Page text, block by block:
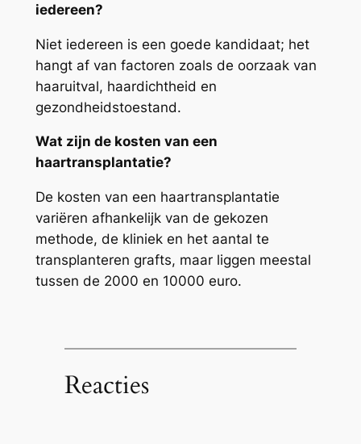
iedereen?
Niet iedereen is een goede kandidaat; het
hangt af van factoren zoals de oorzaak van
haaruitval, haardichtheid en
gezondheidstoestand.
Wat zijn de kosten van een
haartransplantatie?
De kosten van een haartransplantatie
variëren afhankelijk van de gekozen
methode, de kliniek en het aantal te
transplanteren grafts, maar liggen meestal
tussen de 2000 en 10000 euro.
Reacties